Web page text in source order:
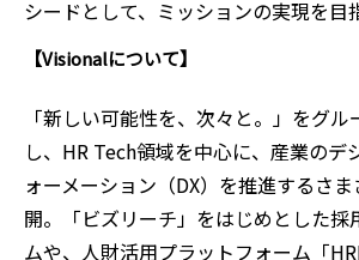
シードとして、ミッションの実現を目
【Visionalについて】
「新しい可能性を、次々と。」をグル
し、HR Tech領域を中心に、産業のデ
ォーメーション（DX）を推進するさ
開。「ビズリーチ」をはじめとした採
ムや、人財活用プラットフォーム「